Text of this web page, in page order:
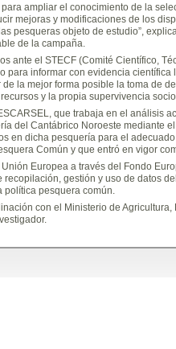
ampliar el conocimiento de la
mejoras y modificaciones de los
pesqueras objeto de estudio”,
de la campaña.
ante el STECF (Comité Científico,
para informar con evidencia
la mejor forma posible la toma de
y la propia supervivencia
que trabaja en el análisis
del Cantábrico Noroeste mediante
en dicha pesquería para el
Común y que entró en vigor
Europea a través del Fondo
gestión y uso de datos
política pesquera común.
con el Ministerio de